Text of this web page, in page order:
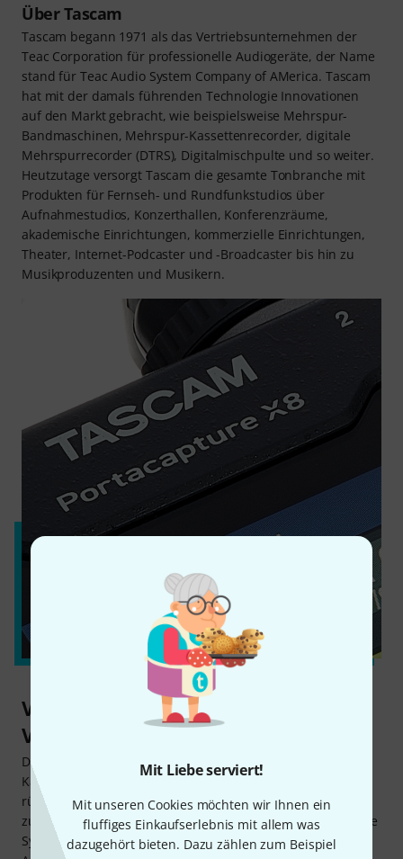
Mit Liebe serviert!
Mit unseren Cookies möchten wir Ihnen ein
fluffiges Einkaufserlebnis mit allem was
dazugehört bieten. Dazu zählen zum Beispiel
Über Tascam
Tascam begann 1971 als das Vertriebsunternehmen der
Teac Corporation für professionelle Audiogeräte, der Name
stand für Teac Audio System Company of AMerica. Tascam
hat mit der damals führenden Technologie Innovationen
auf den Markt gebracht, wie beispielsweise Mehrspur-
Bandmaschinen, Mehrspur-Kassettenrecorder, digitale
Mehrspurrecorder (DTRS), Digitalmischpulte und so weiter.
Heutzutage versorgt Tascam die gesamte Tonbranche mit
Produkten für Fernseh- und Rundfunkstudios über
Aufnahmestudios, Konzerthallen, Konferenzräume,
akademische Einrichtungen, kommerzielle Einrichtungen,
Theater, Internet-Podcaster und -Broadcaster bis hin zu
Musikproduzenten und Musikern.
Volle Synchronisation mit
Videotechnik
Den Portacapture X8 montiert man direkt an eine DSLR-
Kamera oder ein einfaches Mikrofonstativ. Mithilfe des
rückseitigen Kaltschuhadapters kann man ihn auch
zusammen mit einem AV-Rig verwenden. Für die gelungene
Synchronisation zum Videomaterial gibt er jeweils am